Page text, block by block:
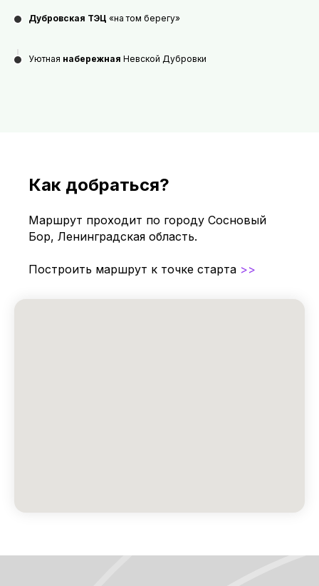
Дубровская ТЭЦ «на том берегу»
Уютная набережная Невской Дубровки
Как добраться?
Маршрут проходит по городу Сосновый
Бор, Ленинградская область.
Построить маршрут к точке старта >>